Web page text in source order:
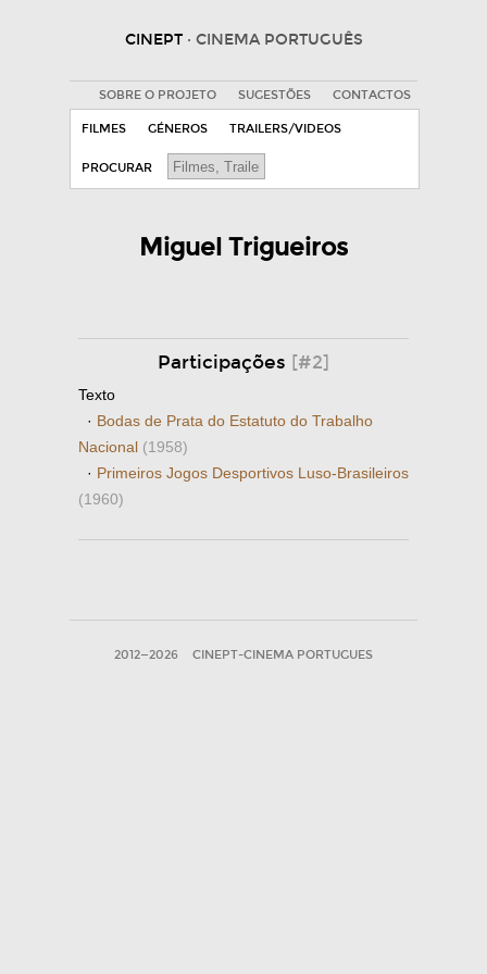
CINEPT · CINEMA PORTUGUÊS
SOBRE O PROJETO SUGESTÕES CONTACTOS
FILMES GÉNEROS TRAILERS/VIDEOS
PROCURAR
Miguel Trigueiros
Participações [#2]
Texto
· Bodas de Prata do Estatuto do Trabalho
Nacional (1958)
· Primeiros Jogos Desportivos Luso-Brasileiros
(1960)
2012—2026 CINEPT-CINEMA PORTUGUES